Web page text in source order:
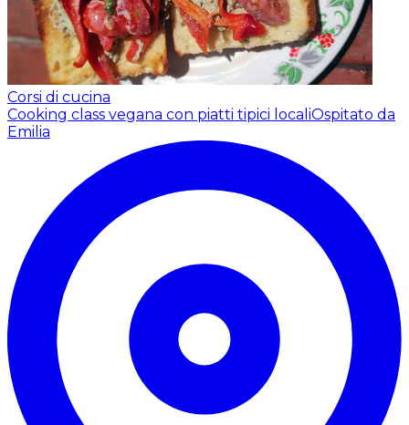
Corsi di cucina
Cooking class vegana con piatti tipici localiOspitato da
Emilia